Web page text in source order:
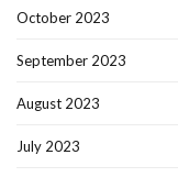
October 2023
September 2023
August 2023
July 2023